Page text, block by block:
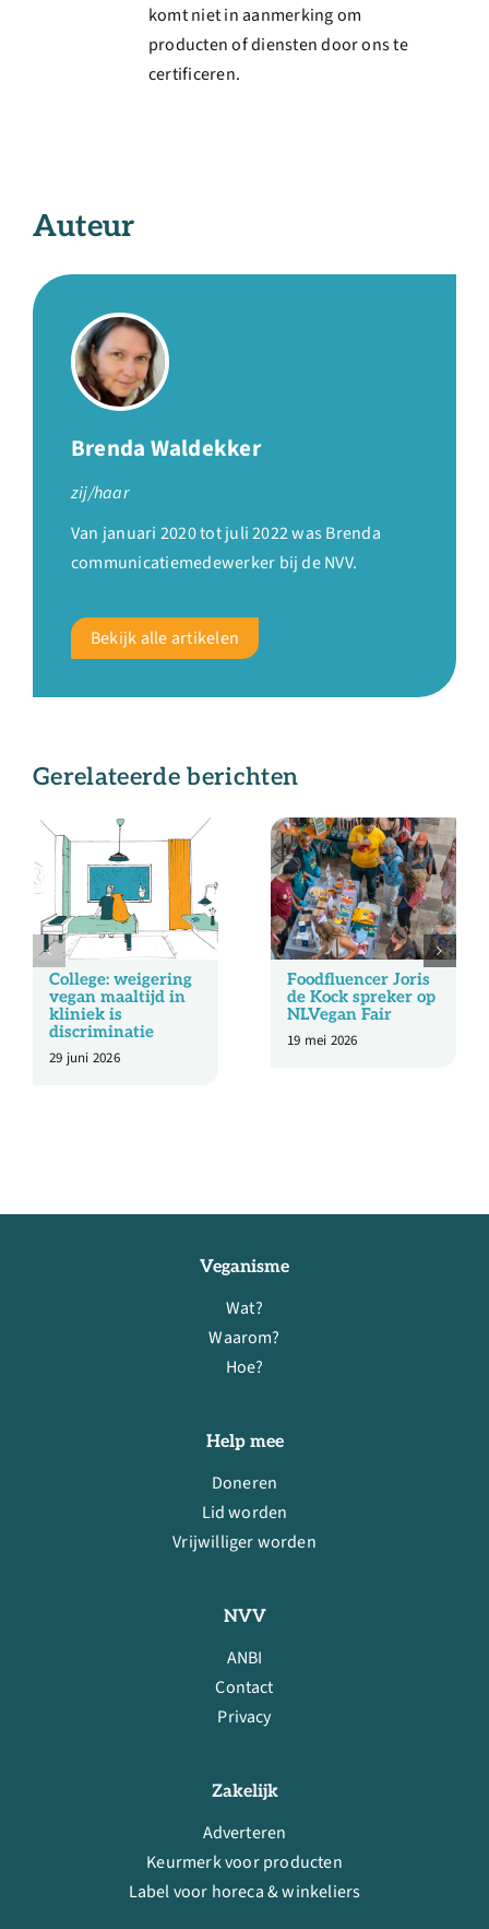
komt niet in aanmerking om
producten of diensten door ons te
certificeren.
Auteur
Brenda Waldekker
zij/haar
Van januari 2020 tot juli 2022 was Brenda
communicatiemedewerker bij de NVV.
Bekijk alle artikelen
Gerelateerde berichten
College: weigering
vegan maaltijd in
kliniek is
discriminatie
29 juni 2026
Foodfluencer Joris
de Kock spreker op
NLVegan Fair
19 mei 2026
Veganisme
Wat?
Waarom?
Hoe?
Help mee
Doneren
Lid worden
Vrijwilliger worden
NVV
ANBI
Contact
Privacy
Zakelijk
Adverteren
Keurmerk voor producten
Label voor horeca & winkeliers